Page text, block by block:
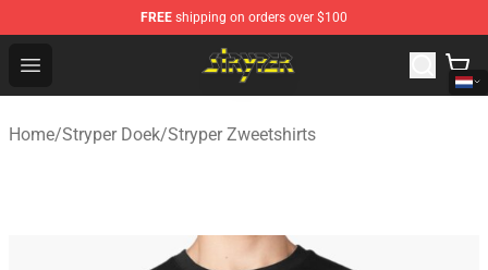
FREE shipping on orders over $100
Open menu
Stryper Store - Official Stryper Merchandise Shop
Home/Stryper Doek/Stryper Zweetshirts